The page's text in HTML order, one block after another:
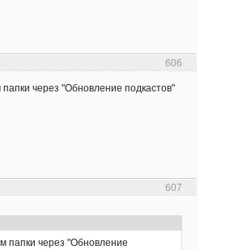
606
через "Обновление подкастов"
607
папки через "Обновление